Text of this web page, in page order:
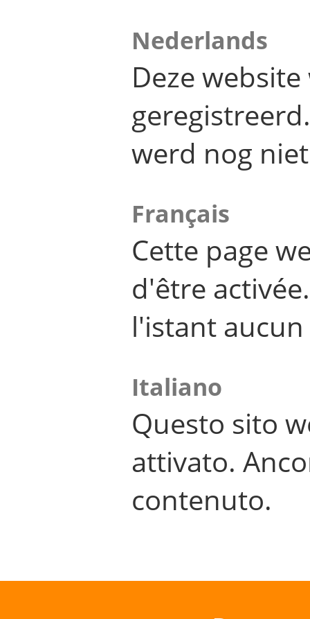
Nederlands
Deze
werd nog
Français
Cette page
d'être
l'istant
Italiano
Questo sito
attivato.
contenuto.